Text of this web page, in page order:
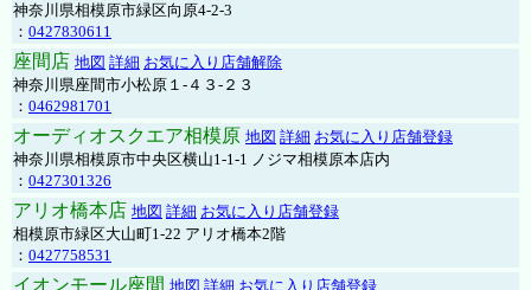
神奈川県相模原市緑区向原4-2-3
： 0427830611
座間店 地図 詳細 お気に入り店舗解除
神奈川県座間市小松原１-４３-２３
： 0462981701
オーディオスクエア相模原 地図 詳細 お気に入り店舗登録
神奈川県相模原市中央区横山1-1-1 ノジマ相模原本店内
： 0427301326
アリオ橋本店 地図 詳細 お気に入り店舗登録
相模原市緑区大山町1-22 アリオ橋本2階
： 0427758531
イオンモール座間 地図 詳細 お気に入り店舗登録